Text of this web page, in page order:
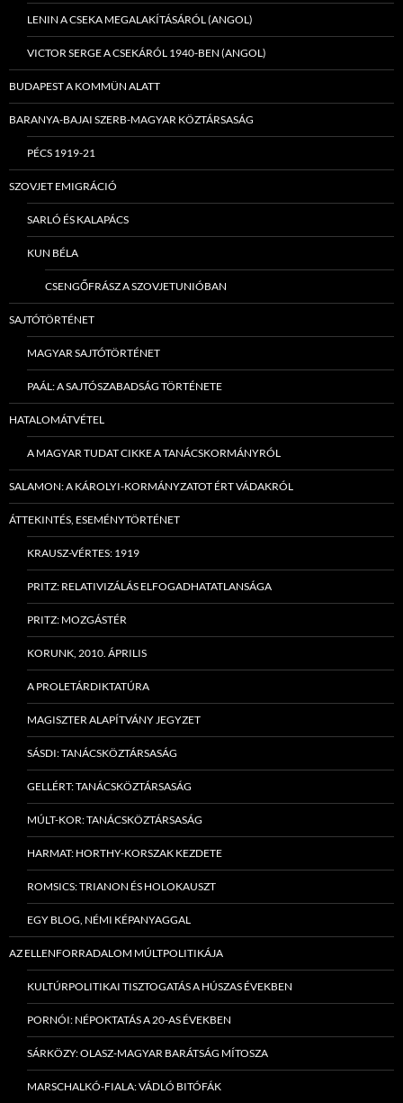
LENIN A CSEKA MEGALAKÍTÁSÁRÓL (ANGOL)
VICTOR SERGE A CSEKÁRÓL 1940-BEN (ANGOL)
BUDAPEST A KOMMÜN ALATT
BARANYA-BAJAI SZERB-MAGYAR KÖZTÁRSASÁG
PÉCS 1919-21
SZOVJET EMIGRÁCIÓ
SARLÓ ÉS KALAPÁCS
KUN BÉLA
CSENGŐFRÁSZ A SZOVJETUNIÓBAN
SAJTÓTÖRTÉNET
MAGYAR SAJTÓTÖRTÉNET
PAÁL: A SAJTÓSZABADSÁG TÖRTÉNETE
HATALOMÁTVÉTEL
A MAGYAR TUDAT CIKKE A TANÁCSKORMÁNYRÓL
SALAMON: A KÁROLYI-KORMÁNYZATOT ÉRT VÁDAKRÓL
ÁTTEKINTÉS, ESEMÉNYTÖRTÉNET
KRAUSZ-VÉRTES: 1919
PRITZ: RELATIVIZÁLÁS ELFOGADHATATLANSÁGA
PRITZ: MOZGÁSTÉR
KORUNK, 2010. ÁPRILIS
A PROLETÁRDIKTATÚRA
MAGISZTER ALAPÍTVÁNY JEGYZET
SÁSDI: TANÁCSKÖZTÁRSASÁG
GELLÉRT: TANÁCSKÖZTÁRSASÁG
MÚLT-KOR: TANÁCSKÖZTÁRSASÁG
HARMAT: HORTHY-KORSZAK KEZDETE
ROMSICS: TRIANON ÉS HOLOKAUSZT
EGY BLOG, NÉMI KÉPANYAGGAL
AZ ELLENFORRADALOM MÚLTPOLITIKÁJA
KULTÚRPOLITIKAI TISZTOGATÁS A HÚSZAS ÉVEKBEN
PORNÓI: NÉPOKTATÁS A 20-AS ÉVEKBEN
SÁRKÖZY: OLASZ-MAGYAR BARÁTSÁG MÍTOSZA
MARSCHALKÓ-FIALA: VÁDLÓ BITÓFÁK